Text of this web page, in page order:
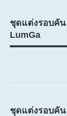
ชุดแต่งรอบคัน
LumGa
ชุดแต่งรอบคัน